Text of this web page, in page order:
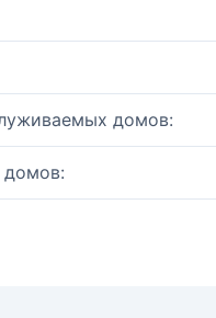
домов: